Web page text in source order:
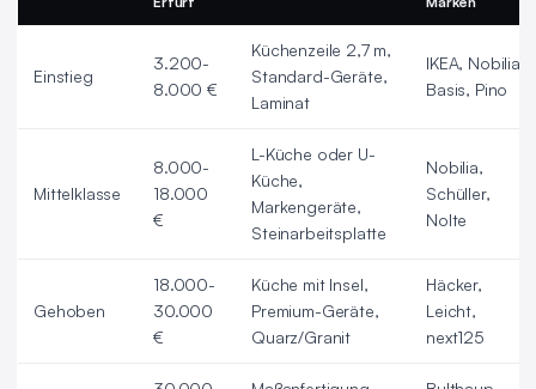
Einstieg
3.200-
8.000 €
Küchenzeile 2,7 m,
Standard-Geräte,
Laminat
IKEA, Nobilia
Basis, Pino
Mittelklasse
8.000-
18.000
€
L-Küche oder U-
Küche,
Markengeräte,
Steinarbeitsplatte
Nobilia,
Schüller,
Nolte
Gehoben
18.000-
30.000
€
Küche mit Insel,
Premium-Geräte,
Quarz/Granit
Häcker,
Leicht,
next125